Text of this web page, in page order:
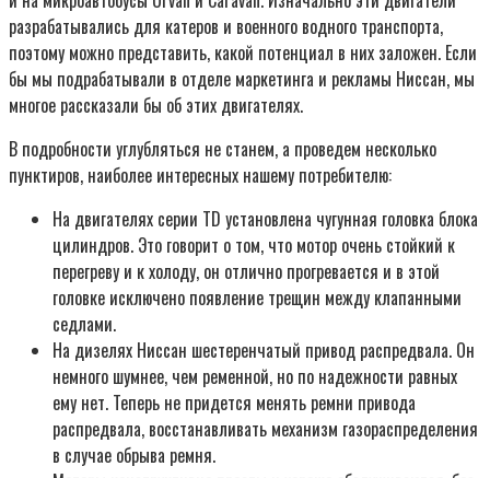
разрабатывались для катеров и военного водного транспорта,
поэтому можно представить, какой потенциал в них заложен. Если
бы мы подрабатывали в отделе маркетинга и рекламы Ниссан, мы
многое рассказали бы об этих двигателях.
В подробности углубляться не станем, а проведем несколько
пунктиров, наиболее интересных нашему потребителю:
На двигателях серии TD установлена чугунная головка блока
цилиндров. Это говорит о том, что мотор очень стойкий к
перегреву и к холоду, он отлично прогревается и в этой
головке исключено появление трещин между клапанными
седлами.
На дизелях Ниссан шестеренчатый привод распредвала. Он
немного шумнее, чем ременной, но по надежности равных
ему нет. Теперь не придется менять ремни привода
распредвала, восстанавливать механизм газораспределения
в случае обрыва ремня.